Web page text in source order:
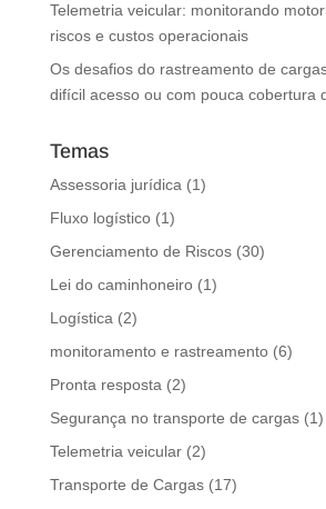
Telemetria veicular: monitorando
riscos e custos operacionais
Os desafios do rastreamento de
difícil acesso ou com pouca cobertura
Temas
Assessoria jurídica (1)
Fluxo logístico(1)
Gerenciamento de Riscos(30)
Lei do caminhoneiro(1)
Logística (2)
monitoramento e rastreamento(6)
Pronta resposta (2)
Segurança no transporte de cargas(1)
Telemetria veicular(2)
Transporte de Cargas(17)